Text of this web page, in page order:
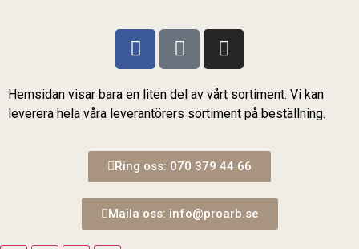
Hemsidan visar bara en liten del av vårt sortiment. Vi kan
leverera hela våra leverantörers sortiment på beställning.
Ring oss: 070 379 44 66
Maila oss: info@proarb.se